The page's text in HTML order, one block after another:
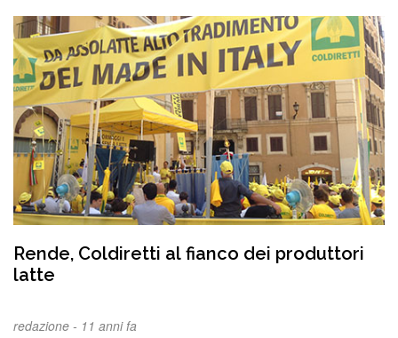
Rende, Coldiretti al fianco dei produttori
latte
redazione - 11 anni fa